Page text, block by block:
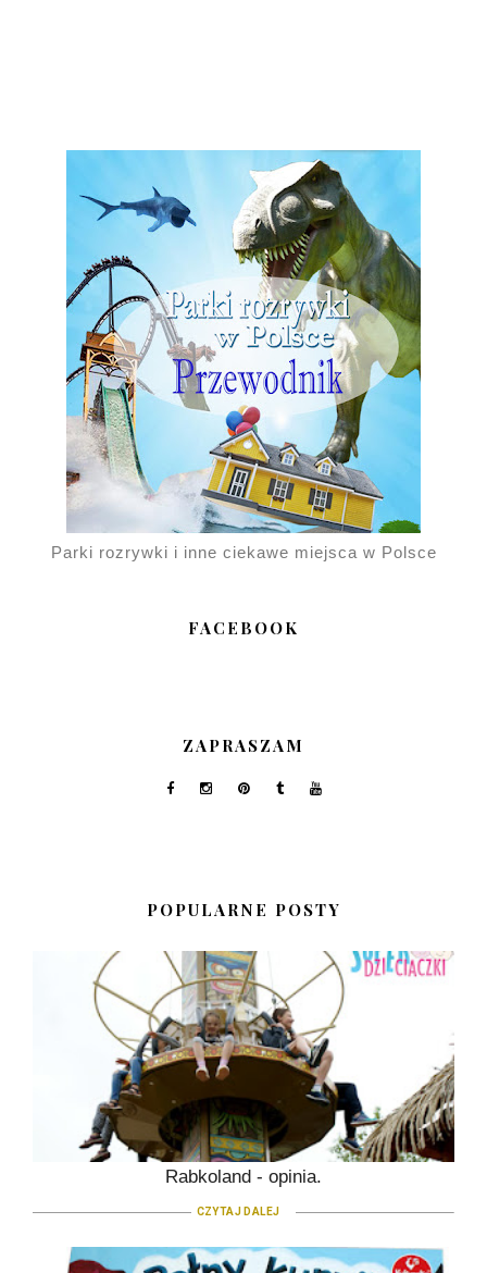
Parki rozrywki i inne ciekawe miejsca w Polsce
FACEBOOK
ZAPRASZAM
POPULARNE POSTY
Rabkoland - opinia.
CZYTAJ DALEJ